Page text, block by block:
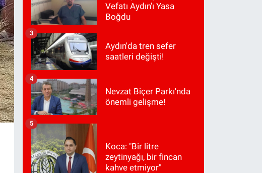
Vefatı Aydın’ı Yasa
Boğdu
Aydın'da tren sefer
saatleri değişti!
3
Nevzat Biçer Parkı'nda
önemli gelişme!
4
Koca: "Bir litre
zeytinyağı, bir fincan
kahve etmiyor"
5